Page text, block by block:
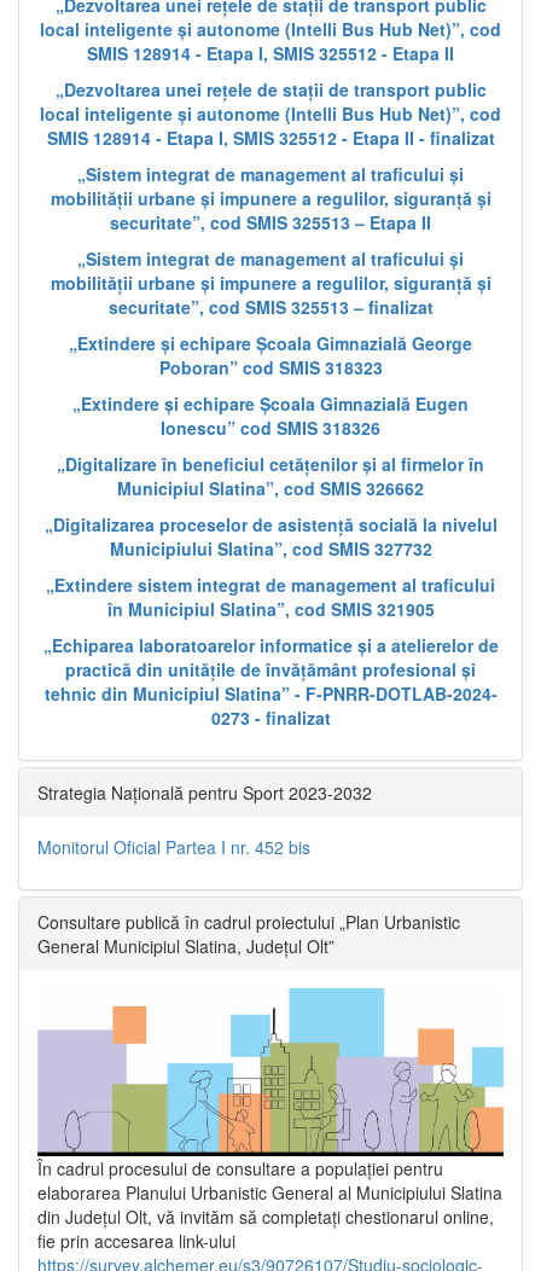
„Dezvoltarea unei rețele de stații de transport public
local inteligente și autonome (Intelli Bus Hub Net)”, cod
SMIS 128914 - Etapa I, SMIS 325512 - Etapa II
„Dezvoltarea unei rețele de stații de transport public
local inteligente și autonome (Intelli Bus Hub Net)”, cod
SMIS 128914 - Etapa I, SMIS 325512 - Etapa II - finalizat
„Sistem integrat de management al traficului și
mobilității urbane și impunere a regulilor, siguranță și
securitate”, cod SMIS 325513 – Etapa II
„Sistem integrat de management al traficului și
mobilității urbane și impunere a regulilor, siguranță și
securitate”, cod SMIS 325513 – finalizat
„Extindere și echipare Școala Gimnazială George
Poboran” cod SMIS 318323
„Extindere și echipare Școala Gimnazială Eugen
Ionescu” cod SMIS 318326
„Digitalizare în beneficiul cetățenilor și al firmelor în
Municipiul Slatina”, cod SMIS 326662
„Digitalizarea proceselor de asistență socială la nivelul
Municipiului Slatina”, cod SMIS 327732
„Extindere sistem integrat de management al traficului
în Municipiul Slatina”, cod SMIS 321905
„Echiparea laboratoarelor informatice și a atelierelor de
practică din unitățile de învățământ profesional și
tehnic din Municipiul Slatina” - F-PNRR-DOTLAB-2024-
0273 - finalizat
Strategia Națională pentru Sport 2023-2032
Monitorul Oficial Partea I nr. 452 bis
Consultare publică în cadrul proiectului „Plan Urbanistic
General Municipiul Slatina, Județul Olt”
În cadrul procesului de consultare a populaţiei pentru
elaborarea Planului Urbanistic General al Municipiului Slatina
din Județul Olt, vă invităm să completați chestionarul online,
fie prin accesarea link-ului
https://survey.alchemer.eu/s3/90726107/Studiu-sociologic-